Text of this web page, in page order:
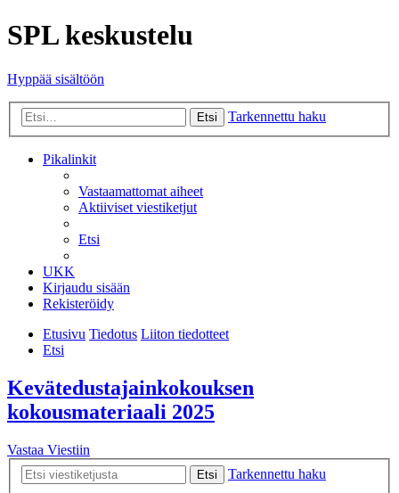
SPL keskustelu
Hyppää sisältöön
Etsi Tarkennettu haku
Pikalinkit
Vastaamattomat aiheet
Aktiiviset viestiketjut
Etsi
UKK
Kirjaudu sisään
Rekisteröidy
Etusivu Tiedotus Liiton tiedotteet
Etsi
Kevätedustajainkokouksen
kokousmateriaali 2025
Vastaa Viestiin
Etsi
Tarkennettu haku